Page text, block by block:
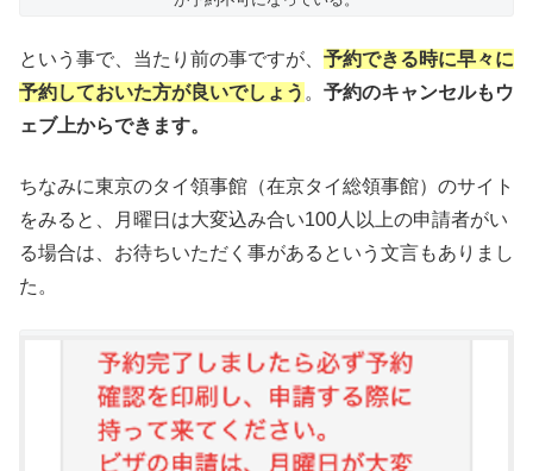
という事で、当たり前の事ですが、 予約できる時に早々に
予約しておいた方が良いでしょう 。 予約のキャンセルもウ
ェブ上からできます。
ちなみに東京のタイ領事館（在京タイ総領事館）のサイト
をみると、月曜日は大変込み合い100人以上の申請者がい
る場合は、お待ちいただく事があるという文言もありまし
た。